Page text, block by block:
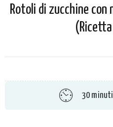
Rotoli di zucchine con
30 minuti